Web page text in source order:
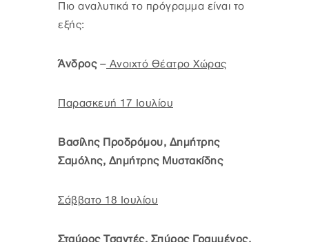
Πιο αναλυτικά το πρόγραμμα είναι το
εξής:
Άνδρος– Ανοιχτό Θέατρο Χώρας
Παρασκευή 17 Ιουλίου
Βασίλης Προδρόμου, Δημήτρης
Σαμόλης, Δημήτρης Μυστακίδης
Σάββατο 18 Ιουλίου
Σταύρος Τσαντές, Σπύρος Γραμμένος,